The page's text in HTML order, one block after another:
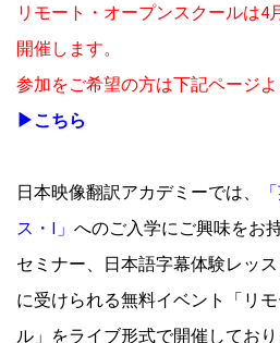
リモート・オープンスクールは4
開催します。
参加をご希望の方は下記ページよ
▶こちら
日本映像翻訳アカデミーでは、
ス・I」 へのご入学にご興味をお
セミナー、日本語字幕体験レッ
に受けられる無料イベント「リ
ル」をライブ形式で開催しており